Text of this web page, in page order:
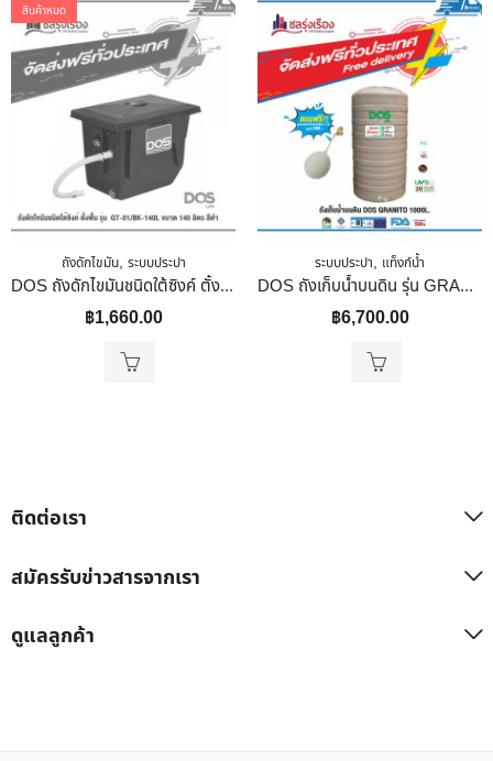
สินค้าหมด
ถังดักไขมัน, ระบบประปา
DOS ถังดักไขมันชนิดใต้ซิงค์ ตั้งพื้น รุ่น GT-01/BK-140L ขนาด 140 ลิตร สีดำ
฿1,660.00
ระบบประปา, แท็งก์น้ำ
DOS ถังเก็บน้ำบนดิน รุ่น GRANITO ขนาด 1000 ลิตร สี Sandy Brown (SB)
฿6,700.00
ติดต่อเรา
สมัครรับข่าวสารจากเรา
ดูแลลูกค้า